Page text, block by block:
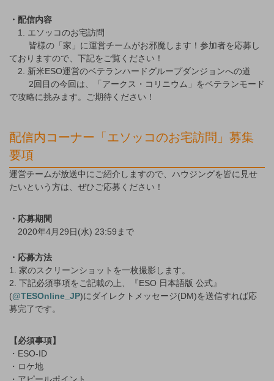
・配信内容
1. エソッコのお宅訪問
皆様の「家」に運営チームがお邪魔します！参加者を応募し
ておりますので、下記をご覧ください！
2. 新米ESO運営のベテランハードグループダンジョンへの道
2回目の今回は、「アークス・コリニウム」をベテランモード
で攻略に挑みます。ご期待ください！
配信内コーナー「エソッコのお宅訪問」募集
要項
運営チームが放送中にご紹介しますので、ハウジングを皆に見せ
たいという方は、ぜひご応募ください！
・応募期間
2020年4月29日(水) 23:59まで
・応募方法
1. 家のスクリーンショットを一枚撮影します。
2. 下記必須事項をご記載の上、『ESO 日本語版 公式』
(@TESOnline_JP)にダイレクトメッセージ(DM)を送信すれば応
募完了です。
【必須事項】
・ESO-ID
・ロケ地